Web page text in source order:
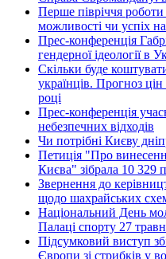
Перше півріччя роботи
можливості чи успіх
Прес-конференція
гендерної ідеології в
Скільки буде
українців. Прогноз
році
Прес-конференція
небезпечних відходів
Чи потрібні Києву
Петиція "Про
Києва" зібрала 10 329
Звернення до
щодо шахрайських
Національний День
Палаці спорту 27
Підсумковий виступ
Європи зі стрибків у